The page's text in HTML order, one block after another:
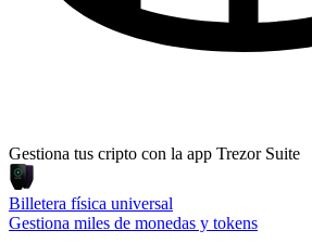
Gestiona tus cripto con la app Trezor Suite
Billetera física universal
Gestiona miles de monedas y tokens